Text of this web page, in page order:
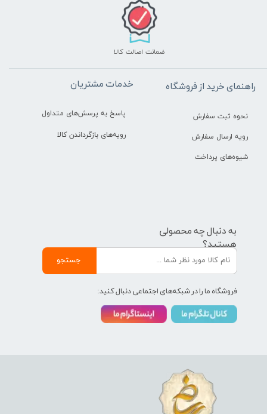
ضمانت اصالت کالا
راهنمای خرید از فروشگاه
نحوه ثبت سفارش
رویه ارسال سفارش
شیوه‌های پرداخت
خدمات مشتریان
پاسخ به پرسش‌های متداول
رویه‌های بازگرداندن کالا
به دنبال چه محصولی
هستید؟
جستجو
فروشگاه ما را در شبکه‌های اجتماعی دنبال کنید: